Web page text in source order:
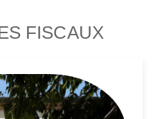
FISCAUX